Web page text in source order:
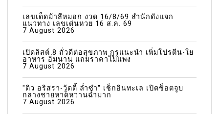
เลขเด็ดม้าสีหมอก งวด 16/8/69 สำนักดังแจก
แนวทาง เลขเด่นหวย 16 ส.ค. 69
7 August 2026
เปิดลิสต์ 8 ถั่วดีต่อสุขภาพ กูรูแนะนำ เพิ่มโปรตีน-ใย
อาหาร อิ่มนาน แถมราคาไม่แพง
7 August 2026
"ดิว อริสรา-วู้ดดี้ ล่ำซำ" เช็กอินทะเล เปิดช็อตจูบ
กลางชายหาดหวานฉ่ำมาก
7 August 2026